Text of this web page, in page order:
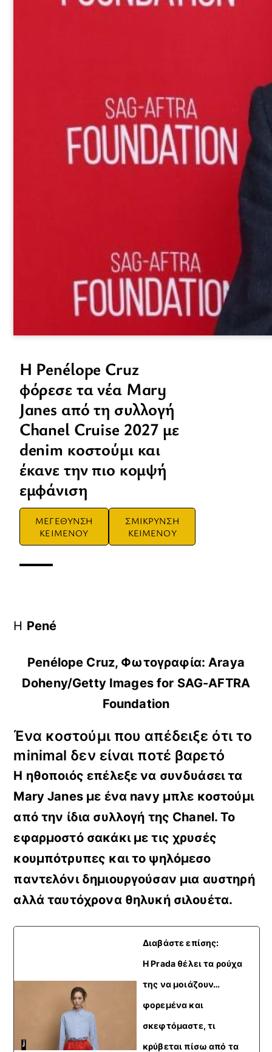
Η Penélope Cruz
φόρεσε τα νέα Mary
Janes από τη συλλογή
Chanel Cruise 2027 με
denim κοστούμι και
έκανε την πιο κομψή
εμφάνιση
ΜΕΓΕΘΥΝΣΗ
ΚΕΙΜΕΝΟΥ
ΣΜΙΚΡΥΝΣΗ
ΚΕΙΜΕΝΟΥ
Η Pené
Penélope Cruz, Φωτογραφία: Araya
Doheny/Getty Images for SAG-AFTRA
Foundation
Ένα κοστούμι που απέδειξε ότι το
minimal δεν είναι ποτέ βαρετό
Η ηθοποιόςεπέλεξε να συνδυάσει τα
MaryJanes με ένα navy μπλε κοστούμι
από την ίδια συλλογή της Chanel. Το
εφαρμοστό σακάκι με τις χρυσές
κουμπότρυπες και το ψηλόμεσο
παντελόνι δημιουργούσαν μια αυστηρή
αλλά ταυτόχρονα θηλυκή σιλουέτα.
Διαβάστε επίσης:
Η Prada θέλει τα ρούχα
της να μοιάζουν…
φορεμένα και
σκεφτόμαστε, τι
κρύβεται πίσω από τα